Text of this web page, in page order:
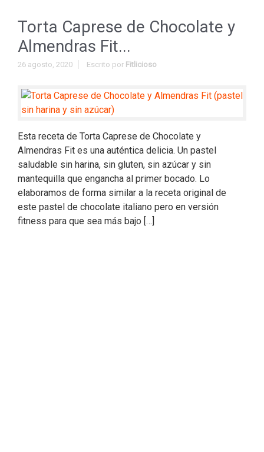
Torta Caprese de Chocolate y
Almendras Fit...
26 agosto, 2020 Escrito por Fitlicioso
Esta receta de Torta Caprese de Chocolate y
Almendras Fit es una auténtica delicia. Un pastel
saludable sin harina, sin gluten, sin azúcar y sin
mantequilla que engancha al primer bocado. Lo
elaboramos de forma similar a la receta original de
este pastel de chocolate italiano pero en versión
fitness para que sea más bajo […]